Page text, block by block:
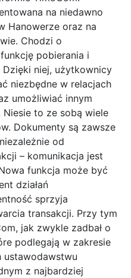
na niedawno
Hanowerze oraz na
Chodzi o
pobierania i
niej, użytkownicy
niezbędne w relacjach
umożliwiać innym
to ze sobą wiele
Dokumenty są zawsze
od
– komunikacja jest
funkcja może być
działań
sprzyja
transakcji. Przy tym
jak zwykle zadbał o
podlegają w zakresie
ustawodawstwu
z najbardziej